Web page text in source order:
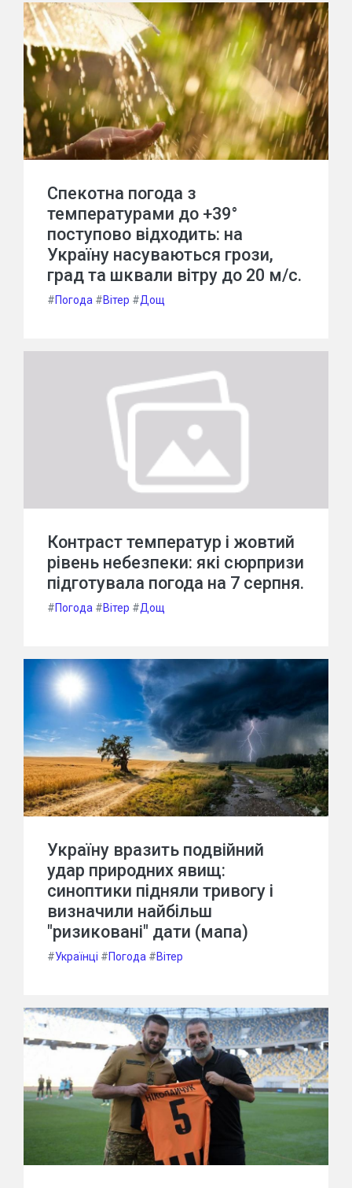
Спекотна погода з
температурами до +39°
поступово відходить: на
Україну насуваються грози,
град та шквали вітру до 20 м/с.
#Погода #Вітер #Дощ
Контраст температур і жовтий
рівень небезпеки: які сюрпризи
підготувала погода на 7 серпня.
#Погода #Вітер #Дощ
Україну вразить подвійний
удар природних явищ:
синоптики підняли тривогу і
визначили найбільш
"ризиковані" дати (мапа)
#Українці #Погода #Вітер